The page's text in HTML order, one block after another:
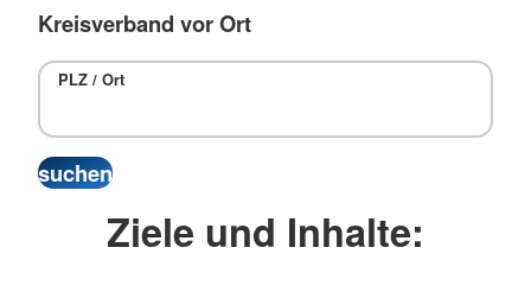
Kreisverband vor Ort
PLZ / Ort
Ziele und Inhalte: